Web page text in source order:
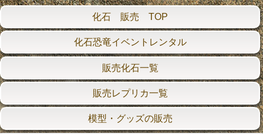
化石 販売 TOP
化石恐竜イベントレンタル
販売化石一覧
販売レプリカ一覧
模型・グッズの販売